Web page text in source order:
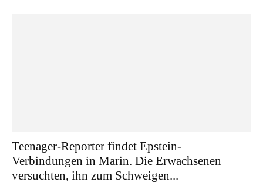
Teenager-Reporter findet Epstein-
Verbindungen in Marin. Die Erwachsenen
versuchten, ihn zum Schweigen...